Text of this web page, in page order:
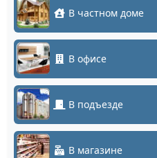
В частном доме
В офисе
В подъезде
В магазине